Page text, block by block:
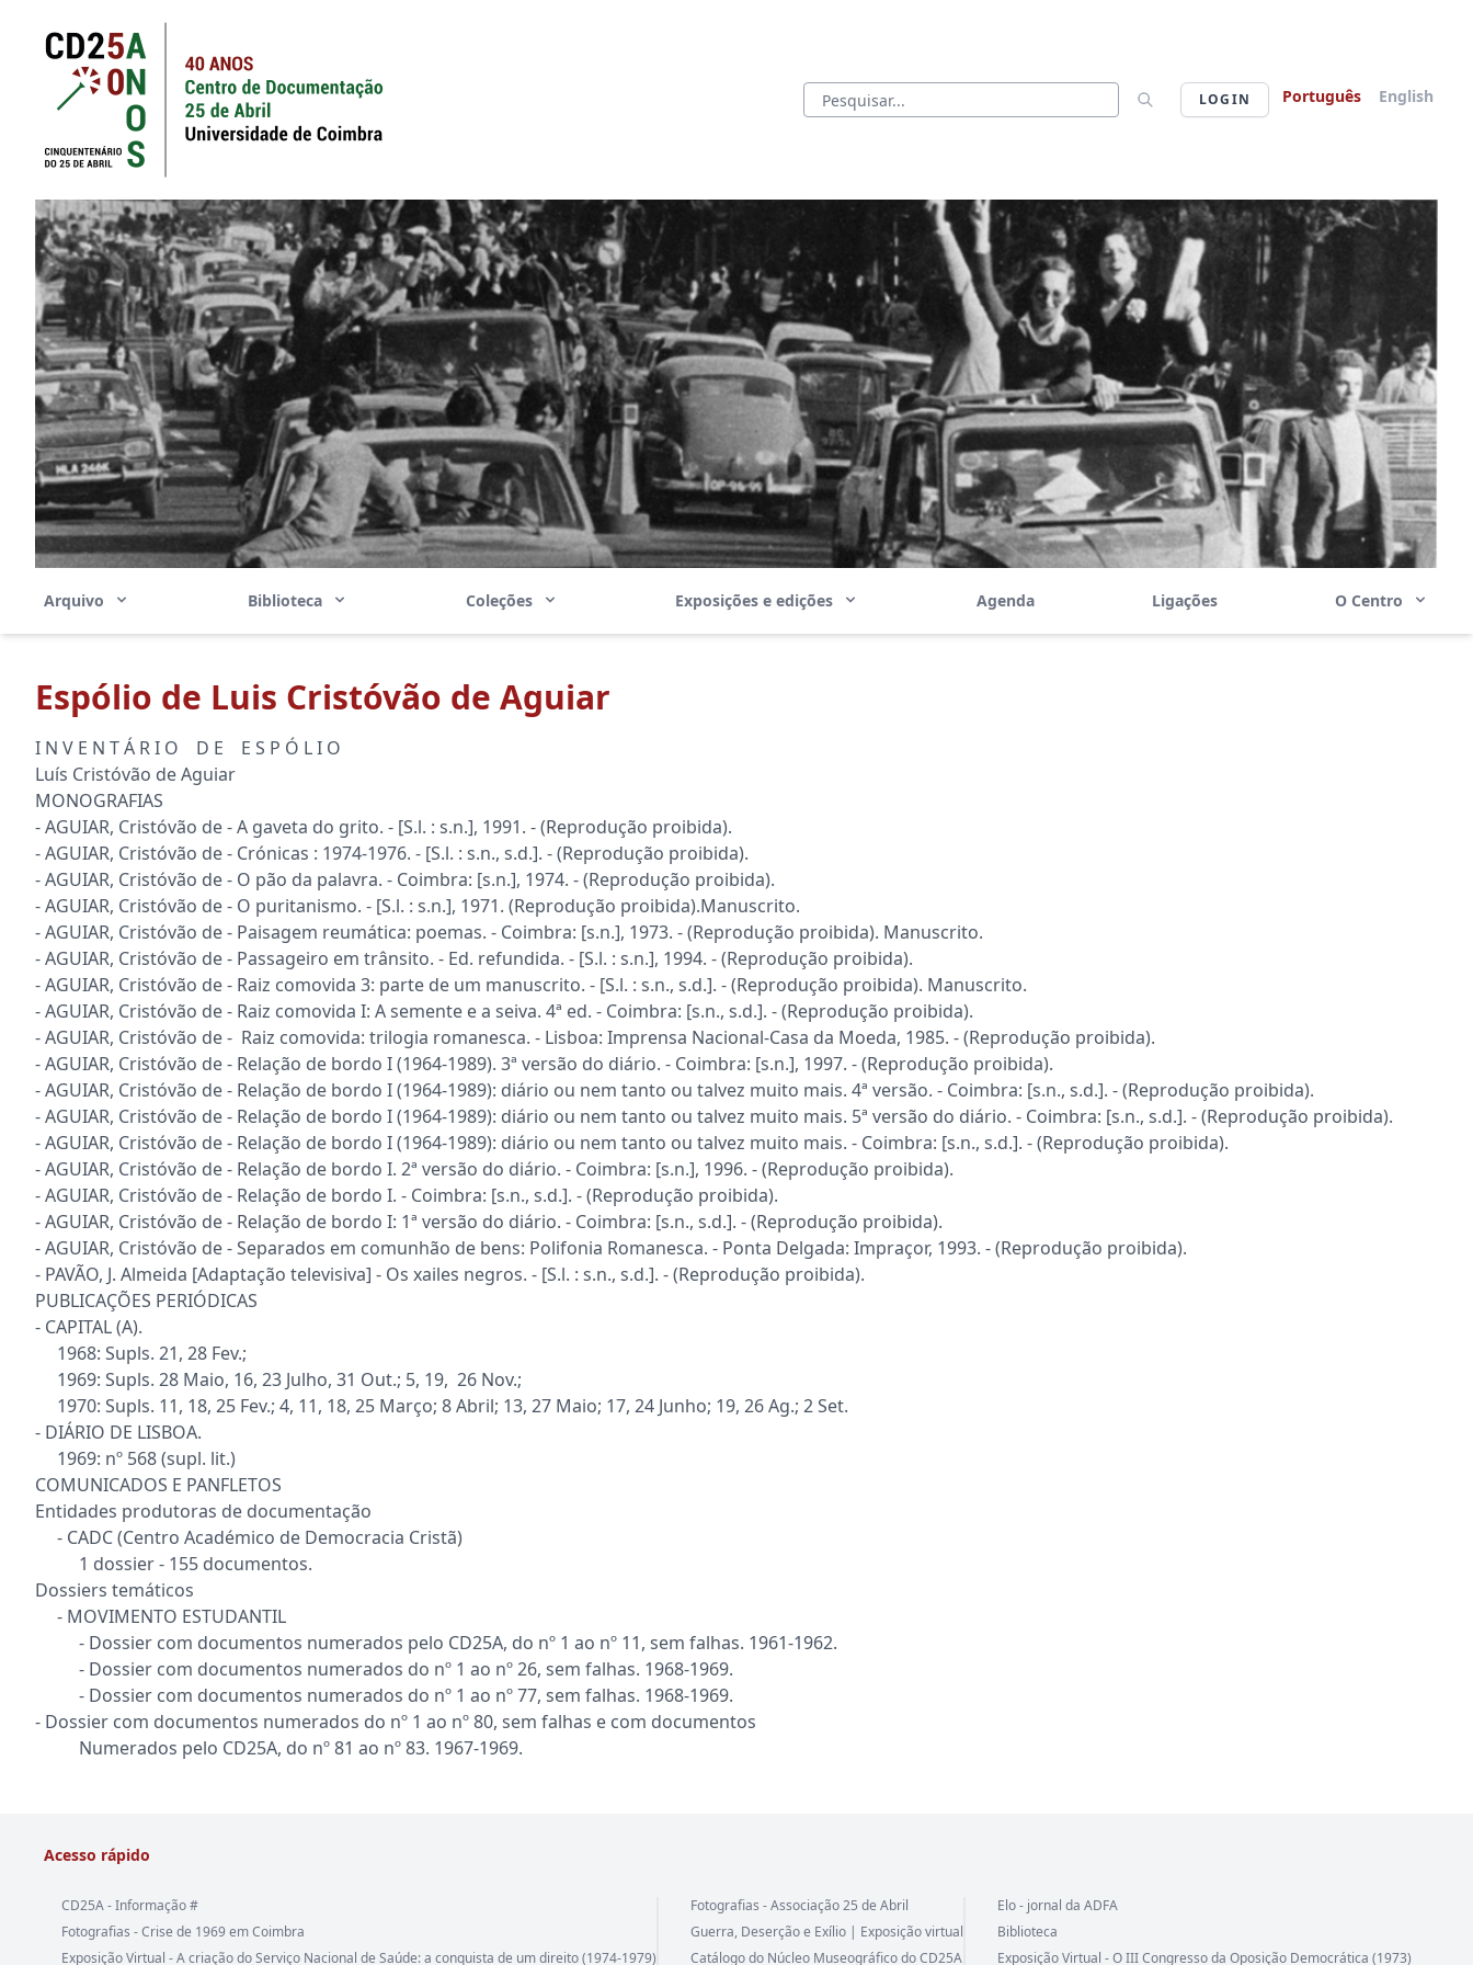
LOGIN Português English
Arquivo Biblioteca Coleções Exposições e edições Agenda Ligações O Centro
Espólio de Luis Cristóvão de Aguiar
I N V E N T Á R I O D E E S P Ó L I O
Luís Cristóvão de Aguiar
MONOGRAFIAS
- AGUIAR, Cristóvão de - A gaveta do grito. - [S.l. : s.n.], 1991. - (Reprodução proibida).
- AGUIAR, Cristóvão de - Crónicas : 1974-1976. - [S.l. : s.n., s.d.]. - (Reprodução proibida).
- AGUIAR, Cristóvão de - O pão da palavra. - Coimbra: [s.n.], 1974. - (Reprodução proibida).
- AGUIAR, Cristóvão de - O puritanismo. - [S.l. : s.n.], 1971. (Reprodução proibida).Manuscrito.
- AGUIAR, Cristóvão de - Paisagem reumática: poemas. - Coimbra: [s.n.], 1973. - (Reprodução proibida). Manuscrito.
- AGUIAR, Cristóvão de - Passageiro em trânsito. - Ed. refundida. - [S.l. : s.n.], 1994. - (Reprodução proibida).
- AGUIAR, Cristóvão de - Raiz comovida 3: parte de um manuscrito. - [S.l. : s.n., s.d.]. - (Reprodução proibida). Manuscrito.
- AGUIAR, Cristóvão de - Raiz comovida I: A semente e a seiva. 4ª ed. - Coimbra: [s.n., s.d.]. - (Reprodução proibida).
- AGUIAR, Cristóvão de - Raiz comovida: trilogia romanesca. - Lisboa: Imprensa Nacional-Casa da Moeda, 1985. - (Reprodução proibida).
- AGUIAR, Cristóvão de - Relação de bordo I (1964-1989). 3ª versão do diário. - Coimbra: [s.n.], 1997. - (Reprodução proibida).
- AGUIAR, Cristóvão de - Relação de bordo I (1964-1989): diário ou nem tanto ou talvez muito mais. 4ª versão. - Coimbra: [s.n., s.d.]. - (Reprodução proibida).
- AGUIAR, Cristóvão de - Relação de bordo I (1964-1989): diário ou nem tanto ou talvez muito mais. 5ª versão do diário. - Coimbra: [s.n., s.d.]. - (Reprodução proibida).
- AGUIAR, Cristóvão de - Relação de bordo I (1964-1989): diário ou nem tanto ou talvez muito mais. - Coimbra: [s.n., s.d.]. - (Reprodução proibida).
- AGUIAR, Cristóvão de - Relação de bordo I. 2ª versão do diário. - Coimbra: [s.n.], 1996. - (Reprodução proibida).
- AGUIAR, Cristóvão de - Relação de bordo I. - Coimbra: [s.n., s.d.]. - (Reprodução proibida).
- AGUIAR, Cristóvão de - Relação de bordo I: 1ª versão do diário. - Coimbra: [s.n., s.d.]. - (Reprodução proibida).
- AGUIAR, Cristóvão de - Separados em comunhão de bens: Polifonia Romanesca. - Ponta Delgada: Impraçor, 1993. - (Reprodução proibida).
- PAVÃO, J. Almeida [Adaptação televisiva] - Os xailes negros. - [S.l. : s.n., s.d.]. - (Reprodução proibida).
PUBLICAÇÕES PERIÓDICAS
- CAPITAL (A).
1968: Supls. 21, 28 Fev.;
1969: Supls. 28 Maio, 16, 23 Julho, 31 Out.; 5, 19, 26 Nov.;
1970: Supls. 11, 18, 25 Fev.; 4, 11, 18, 25 Março; 8 Abril; 13, 27 Maio; 17, 24 Junho; 19, 26 Ag.; 2 Set.
- DIÁRIO DE LISBOA.
1969: nº 568 (supl. lit.)
COMUNICADOS E PANFLETOS
Entidades produtoras de documentação
- CADC (Centro Académico de Democracia Cristã)
1 dossier - 155 documentos.
Dossiers temáticos
- MOVIMENTO ESTUDANTIL
- Dossier com documentos numerados pelo CD25A, do nº 1 ao nº 11, sem falhas. 1961-1962.
- Dossier com documentos numerados do nº 1 ao nº 26, sem falhas. 1968-1969.
- Dossier com documentos numerados do nº 1 ao nº 77, sem falhas. 1968-1969.
- Dossier com documentos numerados do nº 1 ao nº 80, sem falhas e com documentos
Numerados pelo CD25A, do nº 81 ao nº 83. 1967-1969.
Acesso rápido
CD25A - Informação #
Fotografias - Crise de 1969 em Coimbra
Exposição Virtual - A criação do Serviço Nacional de Saúde: a conquista de um direito (1974-1979)
Fotografias - Associação 25 de Abril
Guerra, Deserção e Exílio | Exposição virtual
Catálogo do Núcleo Museográfico do CD25A
Elo - jornal da ADFA
Biblioteca
Exposição Virtual - O III Congresso da Oposição Democrática (1973)